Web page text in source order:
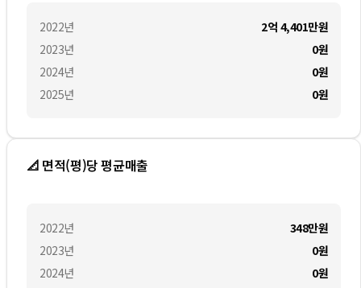
2022년
2023년
2024년
2025년
2억 4,401만원
0원
0원
0원
📐 면적(평)당 평균매출
2022년
2023년
2024년
348만원
0원
0원